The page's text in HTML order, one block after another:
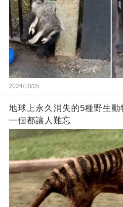
2024/10/25
地球上永久消失的5種野生
一個都讓人難忘